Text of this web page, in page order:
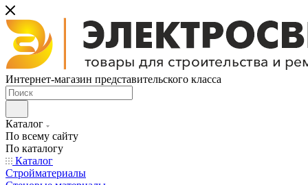
Интернет-магазин представительского класса
Каталог
По всему сайту
По каталогу
Каталог
Стройматериалы